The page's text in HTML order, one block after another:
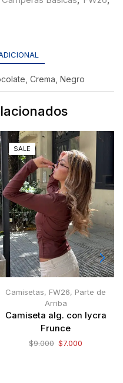
Crema, Negro
SALE
Camisetas, FW26, Parte de
Arriba
Camiseta alg. con lycra
Frunce
$9.000 $7.000